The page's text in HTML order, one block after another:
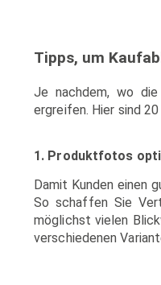
Tipps, um
Je nachdem, wo die
ergreifen. Hier sind
1. Produktfotos
Damit Kunden einen
So schaffen Sie
möglichst vielen
verschiedenen